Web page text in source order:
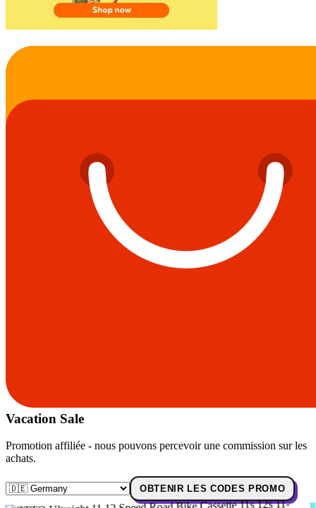
Vacation Sale
Promotion affiliée - nous pouvons percevoir une commission sur les
achats.
OBTENIR LES CODES PROMO